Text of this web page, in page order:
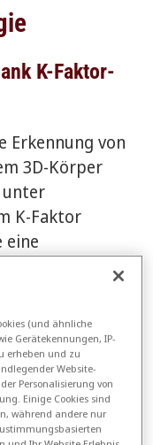
K-Faktor-
Erkennung von
3D-Körper
unter
K-Faktor
eine
des Teils in
und
(und ähnliche
Gerätekennungen, IP-
erheben und zu
Website-
Personalisierung von
Einige Cookies sind
während andere nur